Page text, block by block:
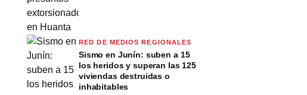
RED DE MEDIOS REGIONALES
Sismo en Junín: suben a 15
los heridos y superan las 125
viviendas destruidas o
inhabitables